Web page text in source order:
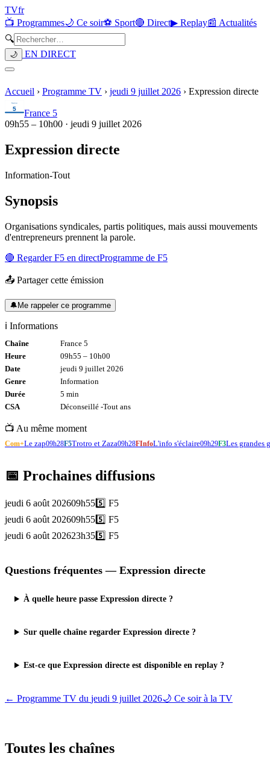
TVfr
📺 Programmes🌙 Ce soir⚽ Sport🔴 Direct▶ Replay📰 Actualités
🔍
🌙 EN DIRECT
Accueil › Programme TV › jeudi 9 juillet 2026 › Expression directe
France 5
09h55 – 10h00 · jeudi 9 juillet 2026
Expression directe
Information-Tout
Synopsis
Organisations syndicales, partis politiques, mais aussi mouvements
d'entrepreneurs prennent la parole.
🔴 RegarderF5 en directProgramme de F5
📤 Partager cette émission
🔔Me rappeler ce programme
ℹ️ Informations
Chaîne
France 5
Heure
09h55 – 10h00
Date
jeudi 9 juillet 2026
Genre
Information
Durée
5 min
CSA
Déconseillé -Tout ans
📺 Au même moment
Com+Le zap09h28F5Trotro et Zaza09h28FInfoL'info s'éclaire09h29F3Les grandes
📅 Prochaines diffusions
jeudi 6 août 202609h555️⃣ F5
jeudi 6 août 202609h555️⃣ F5
jeudi 6 août 202623h355️⃣ F5
Questions fréquentes — Expression directe
À quelle heure passe Expression directe ?
Sur quelle chaîne regarder Expression directe ?
Est-ce que Expression directe est disponible en replay ?
← Programme TV du jeudi 9 juillet 2026🌙 Ce soir à la TV
Toutes les chaînes